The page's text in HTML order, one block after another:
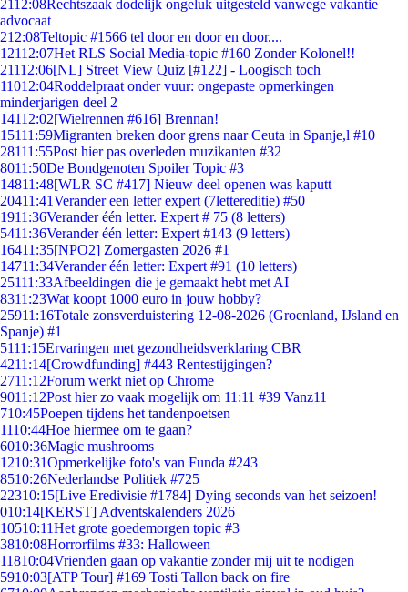
2112:08Rechtszaak dodelijk ongeluk uitgesteld vanwege vakantie
advocaat
212:08Teltopic #1566 tel door en door en door....
12112:07Het RLS Social Media-topic #160 Zonder Kolonel!!
21112:06[NL] Street View Quiz [#122] - Loogisch toch
11012:04Roddelpraat onder vuur: ongepaste opmerkingen
minderjarigen deel 2
14112:02[Wielrennen #616] Brennan!
15111:59Migranten breken door grens naar Ceuta in Spanje,l #10
28111:55Post hier pas overleden muzikanten #32
8011:50De Bondgenoten Spoiler Topic #3
14811:48[WLR SC #417] Nieuw deel openen was kaputt
20411:41Verander een letter expert (7lettereditie) #50
1911:36Verander één letter. Expert # 75 (8 letters)
5411:36Verander één letter: Expert #143 (9 letters)
16411:35[NPO2] Zomergasten 2026 #1
14711:34Verander één letter: Expert #91 (10 letters)
25111:33Afbeeldingen die je gemaakt hebt met AI
8311:23Wat koopt 1000 euro in jouw hobby?
25911:16Totale zonsverduistering 12-08-2026 (Groenland, IJsland en
Spanje) #1
5111:15Ervaringen met gezondheidsverklaring CBR
4211:14[Crowdfunding] #443 Rentestijgingen?
2711:12Forum werkt niet op Chrome
9011:12Post hier zo vaak mogelijk om 11:11 #39 Vanz11
710:45Poepen tijdens het tandenpoetsen
1110:44Hoe hiermee om te gaan?
6010:36Magic mushrooms
1210:31Opmerkelijke foto's van Funda #243
8510:26Nederlandse Politiek #725
22310:15[Live Eredivisie #1784] Dying seconds van het seizoen!
010:14[KERST] Adventskalenders 2026
10510:11Het grote goedemorgen topic #3
3810:08Horrorfilms #33: Halloween
11810:04Vrienden gaan op vakantie zonder mij uit te nodigen
5910:03[ATP Tour] #169 Tosti Tallon back on fire